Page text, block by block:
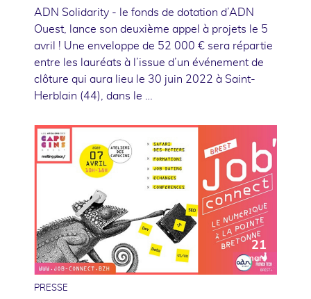
ADN Solidarity - le fonds de dotation d’ADN
Ouest, lance son deuxième appel à projets le 5
avril ! Une enveloppe de 52 000 € sera répartie
entre les lauréats à l’issue d’un événement de
clôture qui aura lieu le 30 juin 2022 à Saint-
Herblain (44), dans le …
21
mars
PRESSE